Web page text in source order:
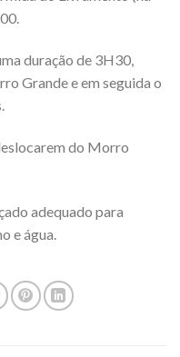
duração de 3H30,
Grande e em seguida o
do Morro
adequado para
e água.